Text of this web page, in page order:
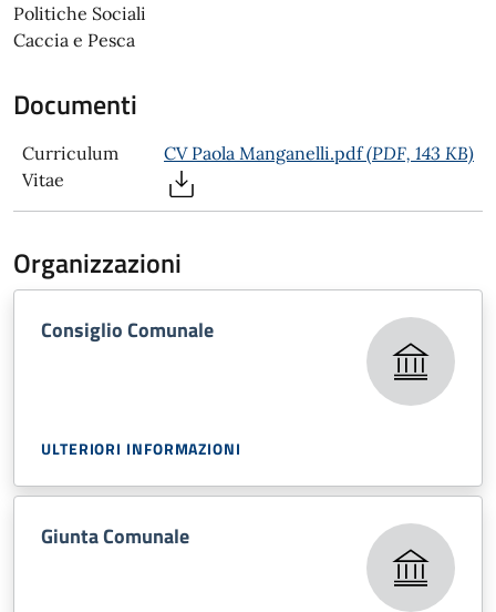
Politiche Sociali
Caccia e Pesca
Documenti
Curriculum
Vitae
CV Paola Manganelli.pdf(PDF, 143 KB)
Organizzazioni
Consiglio Comunale
ULTERIORI INFORMAZIONI
Giunta Comunale